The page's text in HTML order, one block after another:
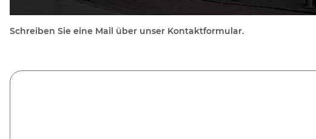
Schreiben Sie eine Mail über unser Kontaktformular.